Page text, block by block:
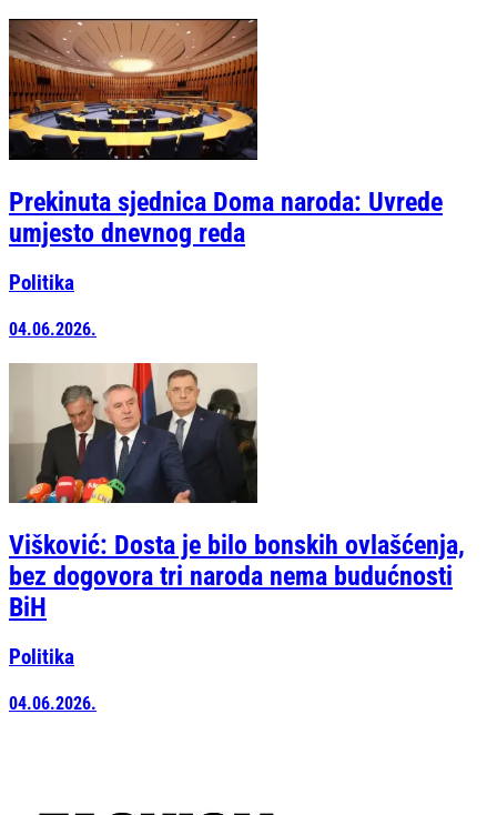
Prekinuta sjednica Doma naroda: Uvrede
umjesto dnevnog reda
Politika
04.06.2026.
Višković: Dosta je bilo bonskih ovlašćenja,
bez dogovora tri naroda nema budućnosti
BiH
Politika
04.06.2026.